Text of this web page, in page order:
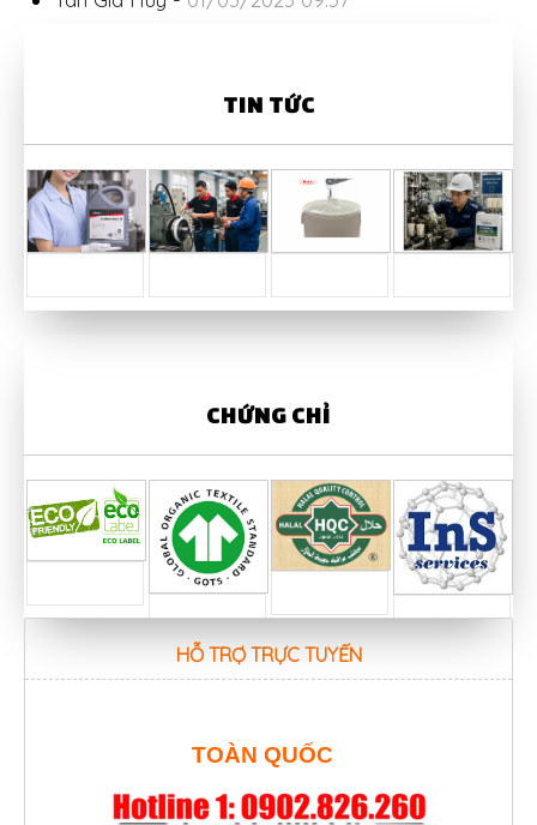
TIN TỨC
CHỨNG CHỈ
HỖ TRỢ TRỰC TUYẾN
TOÀN QUỐC